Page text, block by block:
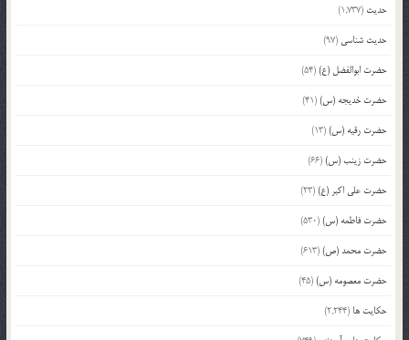
حدیث (1,737)
حدیث شناسی (97)
حضرت ابوالفضل (ع)(54)
حضرت خدیجه (س)(41)
حضرت رقیه (س)(13)
حضرت زینب (س)(66)
حضرت علی اکبر (ع)(23)
حضرت فاطمه (س)(530)
حضرت محمد (ص)(613)
حضرت معصومه (س)(45)
حکایت ها (2,244)